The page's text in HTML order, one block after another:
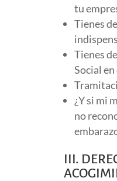
tu
Tienes
Tienes
Social
¿Y si mi
no
III.